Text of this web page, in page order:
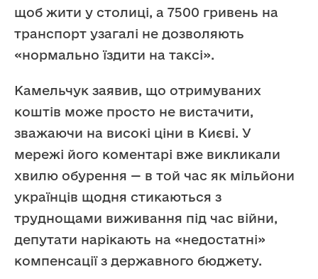
щоб жити у столиці, а 7500 гривень на
транспорт узагалі не дозволяють
«нормально їздити на таксі».
Камельчук заявив, що отримуваних
коштів може просто не вистачити,
зважаючи на високі ціни в Києві. У
мережі його коментарі вже викликали
хвилю обурення — в той час як мільйони
українців щодня стикаються з
труднощами виживання під час війни,
депутати нарікають на «недостатні»
компенсації з державного бюджету.